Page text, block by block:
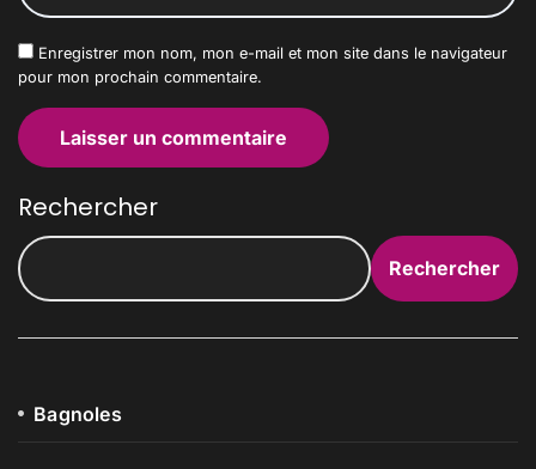
Enregistrer mon nom, mon e-mail et mon site dans le navigateur
pour mon prochain commentaire.
Rechercher
Rechercher
Bagnoles